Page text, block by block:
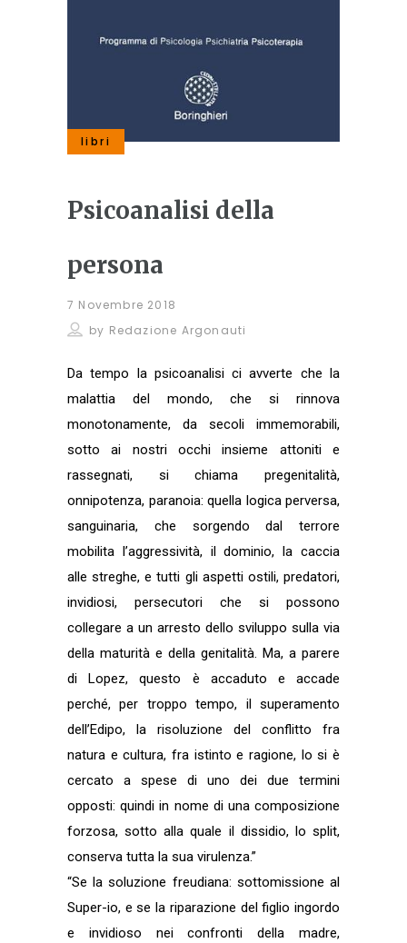
libri
Psicoanalisi della
persona
7 Novembre 2018
by Redazione Argonauti
Da tempo la psicoanalisi ci avverte che la
malattia del mondo, che si rinnova
monotonamente, da secoli immemorabili,
sotto ai nostri occhi insieme attoniti e
rassegnati, si chiama pregenitalità,
onnipotenza, paranoia: quella logica perversa,
sanguinaria, che sorgendo dal terrore
mobilita l’aggressività, il dominio, la caccia
alle streghe, e tutti gli aspetti ostili, predatori,
invidiosi, persecutori che si possono
collegare a un arresto dello sviluppo sulla via
della maturità e della genitalità. Ma, a parere
di Lopez, questo è accaduto e accade
perché, per troppo tempo, il superamento
dell’Edipo, la risoluzione del conflitto fra
natura e cultura, fra istinto e ragione, lo si è
cercato a spese di uno dei due termini
opposti: quindi in nome di una composizione
forzosa, sotto alla quale il dissidio, lo split,
conserva tutta la sua virulenza.”
“Se la soluzione freudiana: sottomissione al
Super-io, e se la riparazione del figlio ingordo
e invidioso nei confronti della madre,